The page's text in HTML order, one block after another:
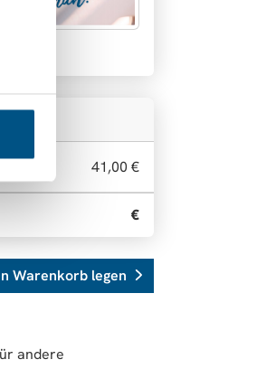
41,00 €
€
Warenkorb legen
andere